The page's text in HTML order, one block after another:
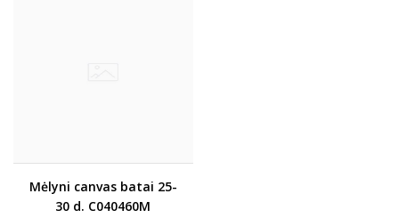
Mėlyni canvas batai 25-
30 d. C040460M